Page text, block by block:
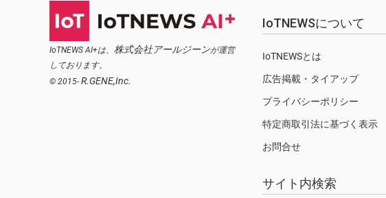
IoTNEWS AI+は、 株式会社アールジーンが運営
しております。
© 2015- R.GENE,Inc.
IoTNEWSについて
IoTNEWSとは
広告掲載・タイアップ
プライバシーポリシー
特定商取引法に基づく表示
お問合せ
サイト内検索